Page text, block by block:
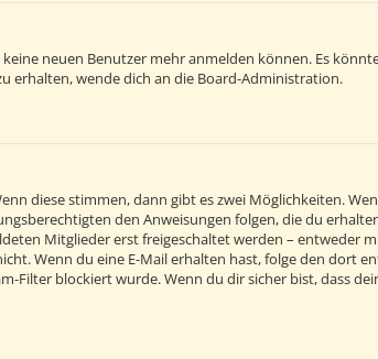
neuen Benutzer mehr anmelden können. Es
erhalten, wende dich an die Board-Administration.
diese stimmen, dann gibt es zwei Möglichkeiten.
den Anweisungen folgen, die du
Mitglieder erst freigeschaltet werden – entweder
Wenn du eine E-Mail erhalten hast, folge den dort
Filter blockiert wurde. Wenn du dir sicher bist, dass